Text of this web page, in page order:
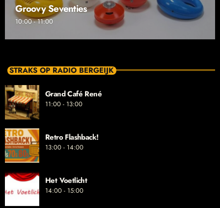
Groovy Seventies
10:00 - 11:00
STRAKS OP RADIO BERGEIJK
Grand Café René
11:00 - 13:00
Retro Flashback!
13:00 - 14:00
Het Voetlicht
14:00 - 15:00